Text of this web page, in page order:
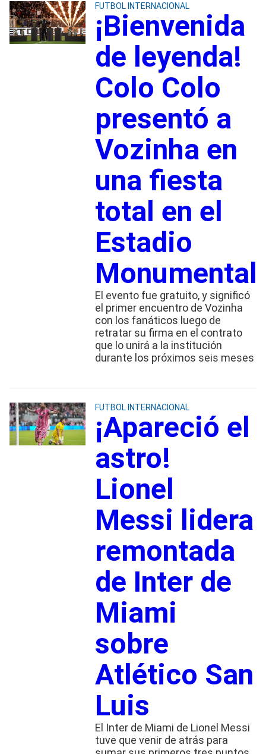
FUTBOL INTERNACIONAL
¡Bienvenida
de leyenda!
Colo Colo
presentó a
Vozinha en
una fiesta
total en el
Estadio
Monumental
El evento fue gratuito, y significó
el primer encuentro de Vozinha
con los fanáticos luego de
retratar su firma en el contrato
que lo unirá a la institución
durante los próximos seis meses
FUTBOL INTERNACIONAL
¡Apareció el
astro!
Lionel
Messi lidera
remontada
de Inter de
Miami
sobre
Atlético San
Luis
El Inter de Miami de Lionel Messi
tuve que venir de atrás para